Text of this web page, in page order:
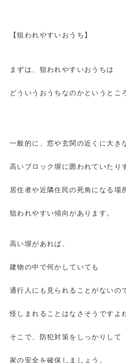
【狙われやすいおうち】
まずは、狙われやすいおうちは
どういうおうちなのかというとこ
一般的に、窓や玄関の近くに大き
高いブロック塀に囲われていたり
居住者や近隣住民の死角になる場
狙われやすい傾向があります。
高い塀があれば、
建物の中で何かしていても
通行人にも見られることがないの
怪しまれることはなさそうですよ
そこで、防犯対策をしっかりして
家の安全を確保しましょう。